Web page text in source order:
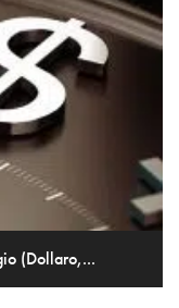
(Dollaro,...